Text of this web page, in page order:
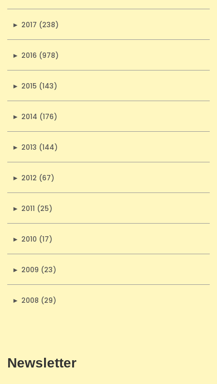
► 2017 (238)
► 2016 (978)
► 2015 (143)
► 2014 (176)
► 2013 (144)
► 2012 (67)
► 2011 (25)
► 2010 (17)
► 2009 (23)
► 2008 (29)
Newsletter